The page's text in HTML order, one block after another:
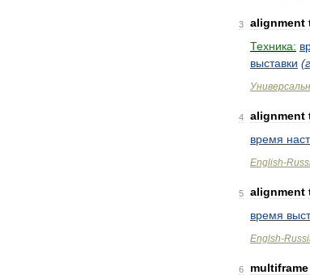
3 alignment
Техника:
выставки (
4 alignment
время
English-
5 alignment
время
Englsh-
6 multiframe